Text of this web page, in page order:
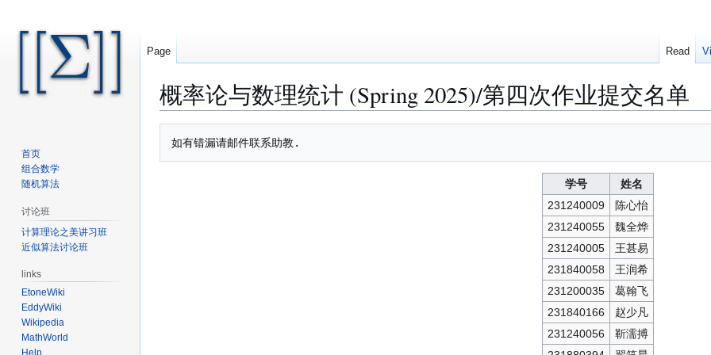
概率论与数理统计 (Spring 2025)/第四次作业提交名单
学号
姓名
231240009
陈心怡
231240055
魏全烨
231240005
王甚易
231840058
王润希
231200035
葛翰飞
231840166
赵少凡
231240056
靳濡搏
Page Read
首页
组合数学
随机算法
讨论班
计算理论之美讲习班
近似算法讨论班
links
EtoneWiki
EddyWiki
Wikipedia
MathWorld